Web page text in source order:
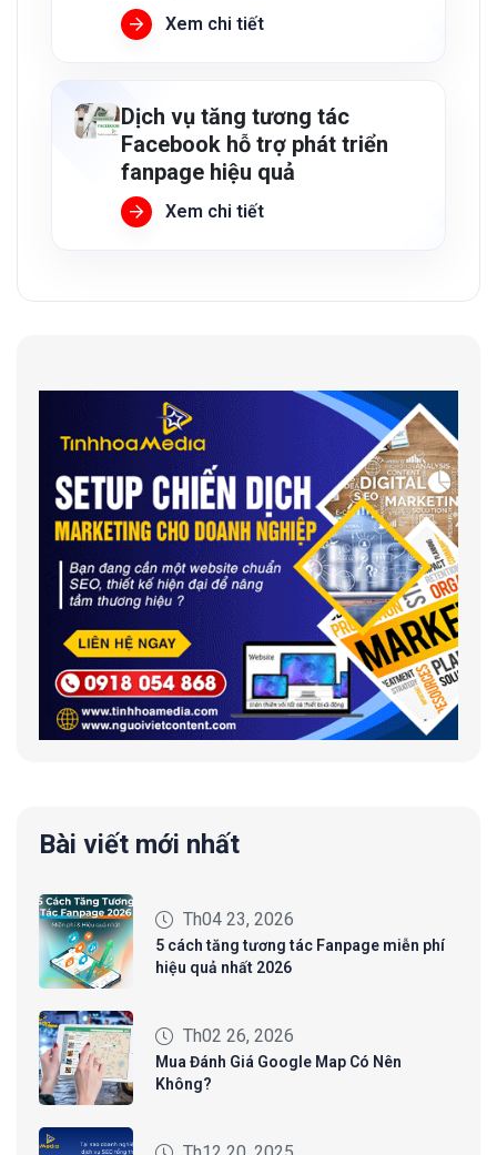
Xem chi tiết
Dịch vụ tăng tương tác
Facebook hỗ trợ phát triển
fanpage hiệu quả
Xem chi tiết
Bài viết mới nhất
Th04 23, 2026
5 cách tăng tương tác Fanpage miễn phí
hiệu quả nhất 2026
Th02 26, 2026
Mua Đánh Giá Google Map Có Nên
Không?